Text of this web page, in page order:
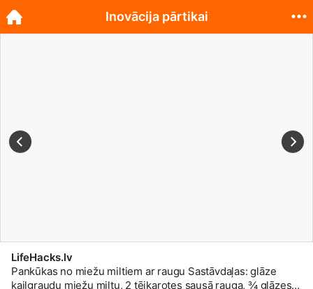
LifeHacks.lv
Pankūkas no miežu miltiem ar raugu Sastāvdaļas: glāze
kailgraudu miežu miltu, 2 tējkarotes sausā rauga, ¾ glāzes
Inovācija pārtikai